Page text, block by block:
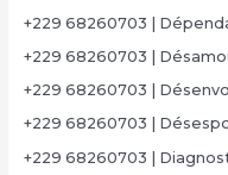
+229 68260703 |
+229 68260703 |
+229 68260703 |
+229 68260703 |
+229 68260703 |